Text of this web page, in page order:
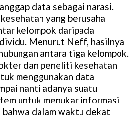
data sebagai narasi.
yang berusaha
kelompok daripada
Menurut Neff, hasilnya
antara tiga kelompok.
dan peneliti kesehatan
menggunakan data
nanti adanya suatu
untuk menukar informasi
dalam waktu dekat